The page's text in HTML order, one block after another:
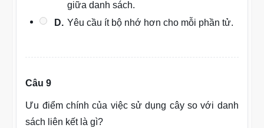
giữa danh sách.
D. Yêu cầu ít bộ nhớ hơn cho mỗi phần tử.
Câu 9
Ưu điểm chính của việc sử dụng cây so với danh
sách liên kết là gì?